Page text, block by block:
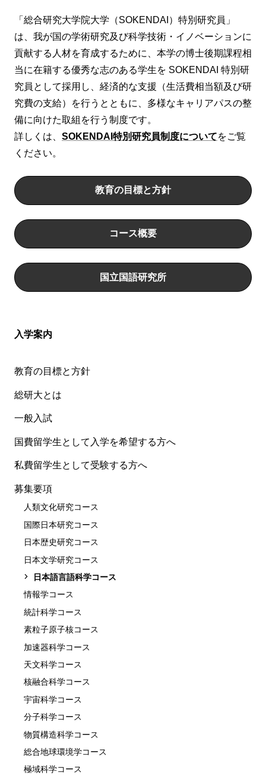
「総合研究⼤学院⼤学（SOKENDAI）特別研究員」
は、我が国の学術研究及び科学技術・イノベーションに
貢献する⼈材を育成するために、本学の博⼠後期課程相
当に在籍する優秀な志のある学⽣を SOKENDAI 特別研
究員として採⽤し、経済的な⽀援（⽣活費相当額及び研
究費の⽀給）を⾏うとともに、多様なキャリアパスの整
備に向けた取組を⾏う制度です。
詳しくは、 SOKENDAI特別研究員制度についてをご覧
ください。
教育の目標と方針
コース概要
国立国語研究所
入学案内
教育の目標と方針
総研大とは
一般入試
国費留学生として入学を希望する方へ
私費留学生として受験する方へ
募集要項
人類文化研究コース
国際日本研究コース
日本歴史研究コース
日本文学研究コース
日本語言語科学コース
情報学コース
統計科学コース
素粒子原子核コース
加速器科学コース
天文科学コース
核融合科学コース
宇宙科学コース
分子科学コース
物質構造科学コース
総合地球環境学コース
極域科学コース